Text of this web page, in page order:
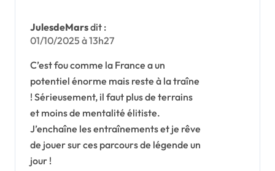
JulesdeMarsdit :
01/10/2025 à 13h27
C’est fou comme la France a un
potentiel énorme mais reste à la traîne
! Sérieusement, il faut plus de terrains
et moins de mentalité élitiste.
J’enchaîne les entraînements et je rêve
de jouer sur ces parcours de légende un
jour !